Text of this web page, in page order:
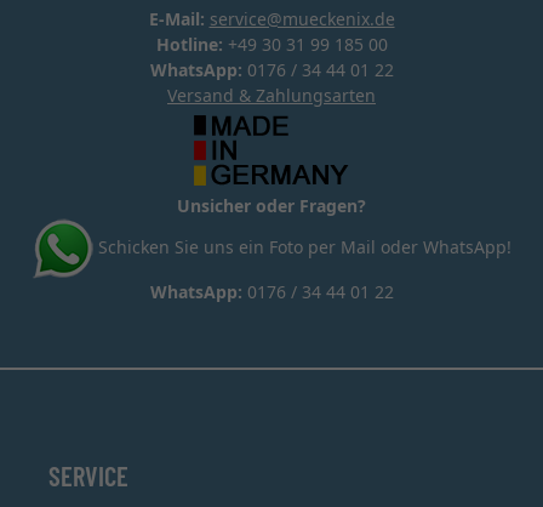
E-Mail: service@mueckenix.de
Hotline: +49 30 31 99 185 00
WhatsApp: 0176 / 34 44 01 22
Versand & Zahlungsarten
Unsicher oder Fragen?
Schicken Sie uns ein Foto per Mail oder WhatsApp!
WhatsApp: 0176 / 34 44 01 22
SERVICE